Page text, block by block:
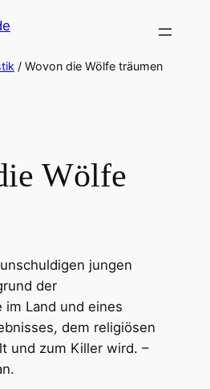
/ Wovon die Wölfe träumen
Wölfe
jungen
der
im Land und eines
dem religiösen
und zum Killer wird. –